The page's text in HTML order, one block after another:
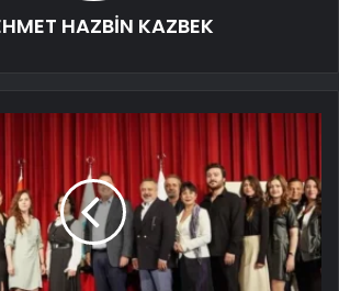
HAZBİN KAZBEK